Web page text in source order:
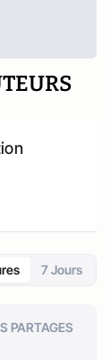
7 Jours
PARTAGES